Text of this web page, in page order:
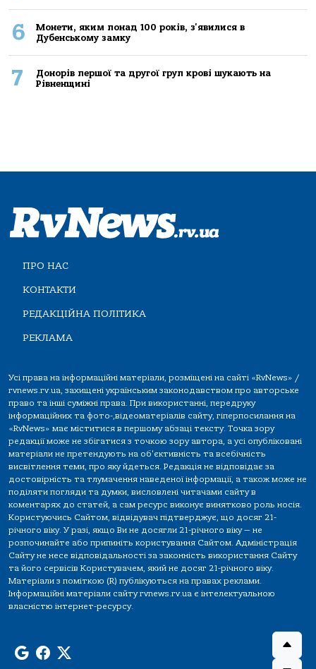
6
Монети, яким понад 100 років, з'явилися в
Дубенському замку
7
Донорів першої та другої груп крові шукають на
Рівненщині
ПРО НАС
КОНТАКТИ
РЕДАКЦІЙНА ПОЛІТИКА
РЕКЛАМА
Усі права на інформаційні матеріали, розміщені на сайті «RvNews» /
rvnews.rv.ua, захищені українським законодавством про авторське
право та інші суміжні права. При використанні, передруку
інформаційних та фото-,відеоматеріалів сайту, гіперпосилання на
«RvNews» має міститися в першому абзаці тексту. Точка зору
редакції може не збігатися з точкою зору автора, а усі опубліковані
матеріали не претендують на об'єктивність та всебічність
висвітлення теми, про яку йдеться. Редакція не відповідає за
достовірність та тлумачення наведеної інформації, а також може не
поділяти погляди та думки, висловлені читачами сайту в
коментарях до статей, а сам ресурс виконує винятково роль носія.
Користуючись Сайтом, відвідувач підтверджує, що досяг 21-
річного віку. У разі, якщо Ви не досягли 21-річного віку — не
розпочинайте або припиніть користування Сайтом. Адміністрація
Сайту не несе відповідальності за законність використання Сайту
та його сервісів Користувачем, який не досяг 21-річного віку.
Матеріали з поміткою (R) публікуються на правах реклами.
Інформаційні матеріали сайту rvnews.rv.ua є інтелектуальною
власністю інтернет-ресурсу.